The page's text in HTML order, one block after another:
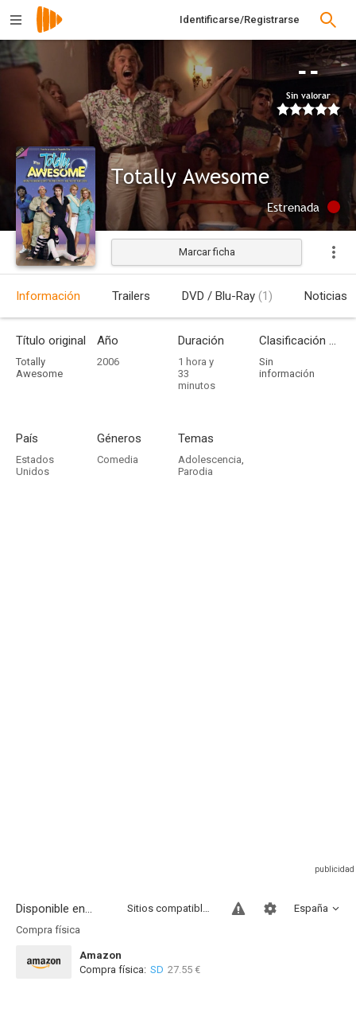
Identificarse/Registrarse
--
Sin valorar
Totally Awesome
Estrenada
Marcar ficha
Información Trailers DVD / Blu-Ray (1) Noticias
Título original
Totally
Awesome
Año
2006
Duración
1 hora y
33
minutos
Clasificación por edades
Sin
información
País
Estados
Unidos
Géneros
Comedia
Temas
Adolescencia,
Parodia
Disponible en... España
Sitios compatibles
Compra física
Amazon
Compra física: SD 27.55 €